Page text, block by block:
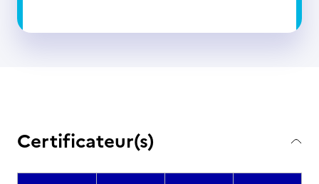
Certificateur(s)